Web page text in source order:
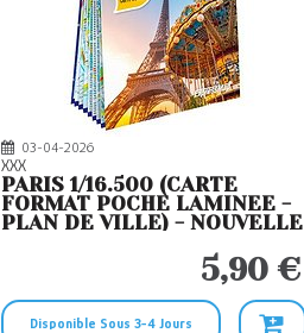
03-04-2026
XXX
PARIS 1/16.500 (CARTE
FORMAT POCHE LAMINEE -
PLAN DE VILLE) - NOUVELLE
5,90 €
Disponible Sous 3-4 Jours